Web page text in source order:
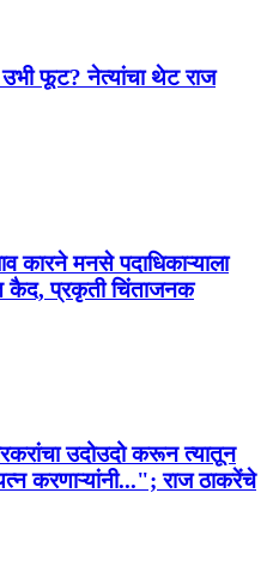
फूट? नेत्यांचा थेट राज
कारने मनसे पदाधिकाऱ्याला
कैद, प्रकृती चिंताजनक
उदोउदो करून त्यातून
करणाऱ्यांनी..."; राज ठाकरेंचे